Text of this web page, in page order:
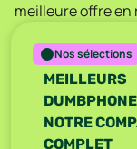
meilleure offre
Nos sélections
MEILLEURS
NOTRE
COMPLET